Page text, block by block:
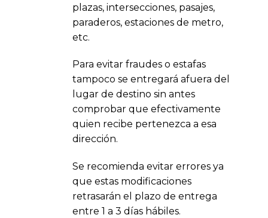
plazas, intersecciones, pasajes,
paraderos, estaciones de metro,
etc.
Para evitar fraudes o estafas
tampoco se entregará afuera del
lugar de destino sin antes
comprobar que efectivamente
quien recibe pertenezca a esa
dirección.
Se recomienda evitar errores ya
que estas modificaciones
retrasarán el plazo de entrega
entre 1 a 3 días hábiles.